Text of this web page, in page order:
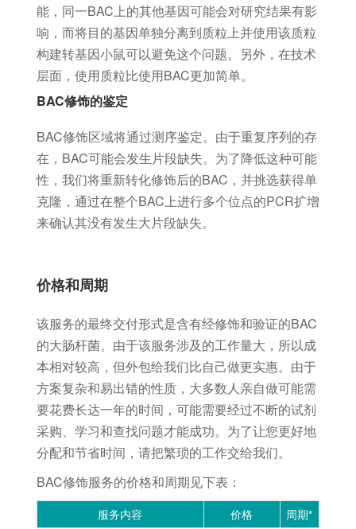
能，同一BAC上的其他基因可能会对研究结果有影
响，而将目的基因单独分离到质粒上并使用该质粒
构建转基因小鼠可以避免这个问题。另外，在技术
层面，使用质粒比使用BAC更加简单。
BAC修饰的鉴定
BAC修饰区域将通过测序鉴定。由于重复序列的存
在，BAC可能会发生片段缺失。为了降低这种可能
性，我们将重新转化修饰后的BAC，并挑选获得单
克隆，通过在整个BAC上进行多个位点的PCR扩增
来确认其没有发生大片段缺失。
价格和周期
该服务的最终交付形式是含有经修饰和验证的BAC
的大肠杆菌。由于该服务涉及的工作量大，所以成
本相对较高，但外包给我们比自己做更实惠。由于
方案复杂和易出错的性质，大多数人亲自做可能需
要花费长达一年的时间，可能需要经过不断的试剂
采购、学习和查找问题才能成功。为了让您更好地
分配和节省时间，请把繁琐的工作交给我们。
BAC修饰服务的价格和周期见下表：
服务内容 价格
周期*